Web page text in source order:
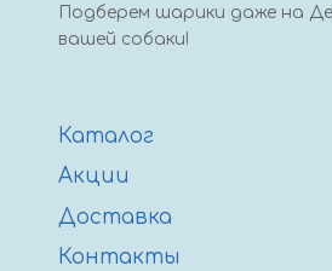
Подберем шарики даже на
вашей собаки!
Каталог
Акции
Доставка
Контакты